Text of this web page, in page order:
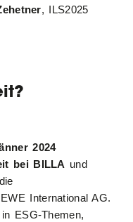
, ILS2025
2024
bei BILLA und
International AG.
ESG-Themen,